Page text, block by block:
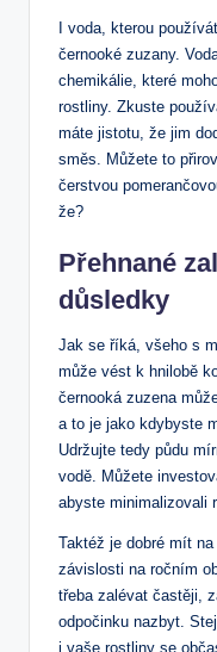
I voda, kterou
černooké zuzany.
chemikálie, které
rostliny. Zkuste
máte jistotu, že jim
směs. Můžete to
čerstvou
že?
Přehnané
důsledky
Jak se říká, všeho s
může vést k hnilobě
černooká zuzena
a to je jako kdybyste
Udržujte tedy půdu
vodě. Můžete
abyste minimalizovali
Taktéž je dobré mít
závislosti na ročním
třeba zalévat častěji,
odpočinku nazbyt.
i vaše rostliny se